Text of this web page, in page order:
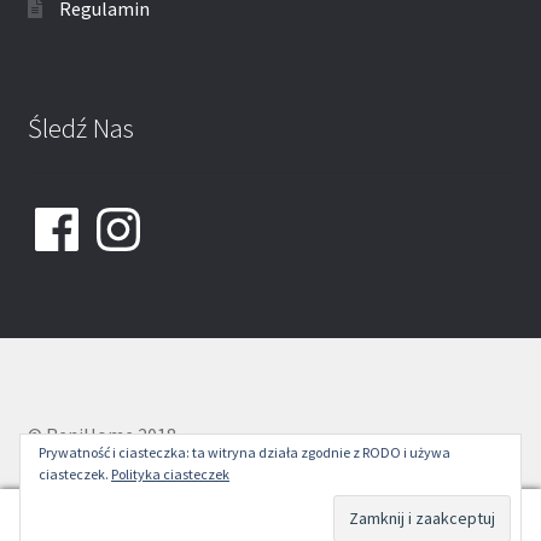
Regulamin
Śledź Nas
FacebookInstagram
© ReniHome 2018
0
Prywatność i ciasteczka: ta witryna działa zgodnie z RODO i używa
ciasteczek. Polityka ciasteczek